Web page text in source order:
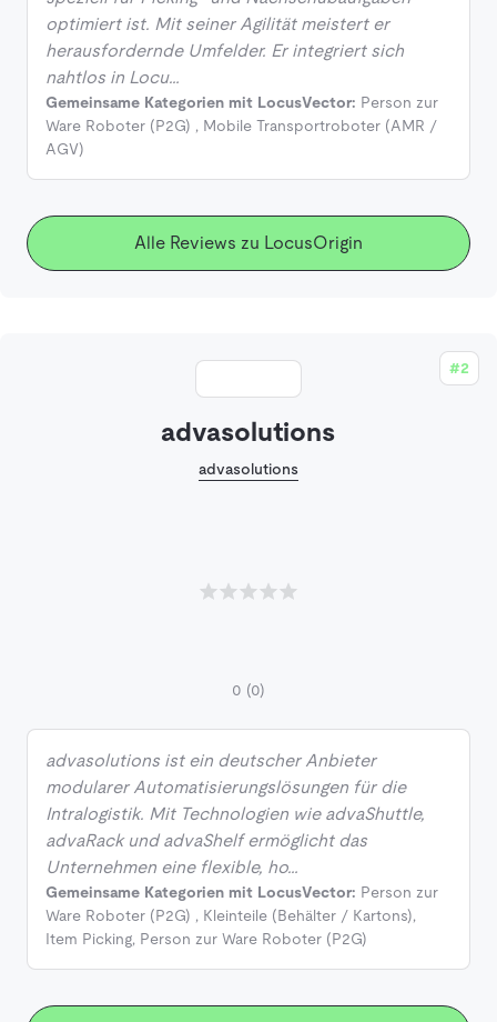
optimiert ist. Mit seiner Agilität meistert er
herausfordernde Umfelder. Er integriert sich
nahtlos in Locu…
Gemeinsame Kategorien mit LocusVector: Person zur
Ware Roboter (P2G) , Mobile Transportroboter (AMR /
AGV)
Alle Reviews zu LocusOrigin
#2
advasolutions
advasolutions
0 (0)
advasolutions ist ein deutscher Anbieter
modularer Automatisierungslösungen für die
Intralogistik. Mit Technologien wie advaShuttle,
advaRack und advaShelf ermöglicht das
Unternehmen eine flexible, ho…
Gemeinsame Kategorien mit LocusVector: Person zur
Ware Roboter (P2G) , Kleinteile (Behälter / Kartons),
Item Picking, Person zur Ware Roboter (P2G)